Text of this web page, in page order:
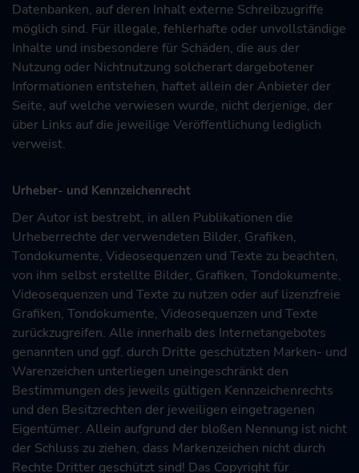
Datenbanken, auf deren Inhalt externe Schreibzugriffe
möglich sind. Für illegale, fehlerhafte oder unvollständige
Inhalte und insbesondere für Schäden, die aus der
Nutzung oder Nichtnutzung solcherart dargebotener
Informationen entstehen, haftet allein der Anbieter der
Seite, auf welche verwiesen wurde, nicht derjenige, der
über Links auf die jeweilige Veröffentlichung lediglich
verweist.
Urheber- und Kennzeichenrecht
Der Autor ist bestrebt, in allen Publikationen die
Urheberrechte der verwendeten Bilder, Grafiken,
Tondokumente, Videosequenzen und Texte zu beachten,
von ihm selbst erstellte Bilder, Grafiken, Tondokumente,
Videosequenzen und Texte zu nutzen oder auf lizenzfreie
Grafiken, Tondokumente, Videosequenzen und Texte
zurückzugreifen. Alle innerhalb des Internetangebotes
genannten und ggf. durch Dritte geschützten Marken- und
Warenzeichen unterliegen uneingeschränkt den
Bestimmungen des jeweils gültigen Kennzeichenrechts
und den Besitzrechten der jeweiligen eingetragenen
Eigentümer. Allein aufgrund der bloßen Nennung ist nicht
der Schluss zu ziehen, dass Markenzeichen nicht durch
Rechte Dritter geschützt sind! Das Copyright für